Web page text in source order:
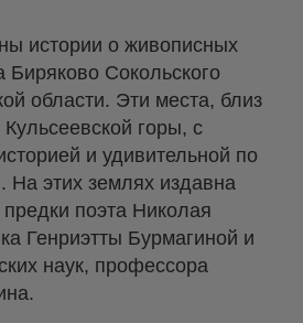
истории о живописных
Биряково Сокольского
области. Эти места, близ
горы, с
и удивительной по
На этих землях издавна
поэта Николая
Генриэтты Бурмагиной и
наук, профессора